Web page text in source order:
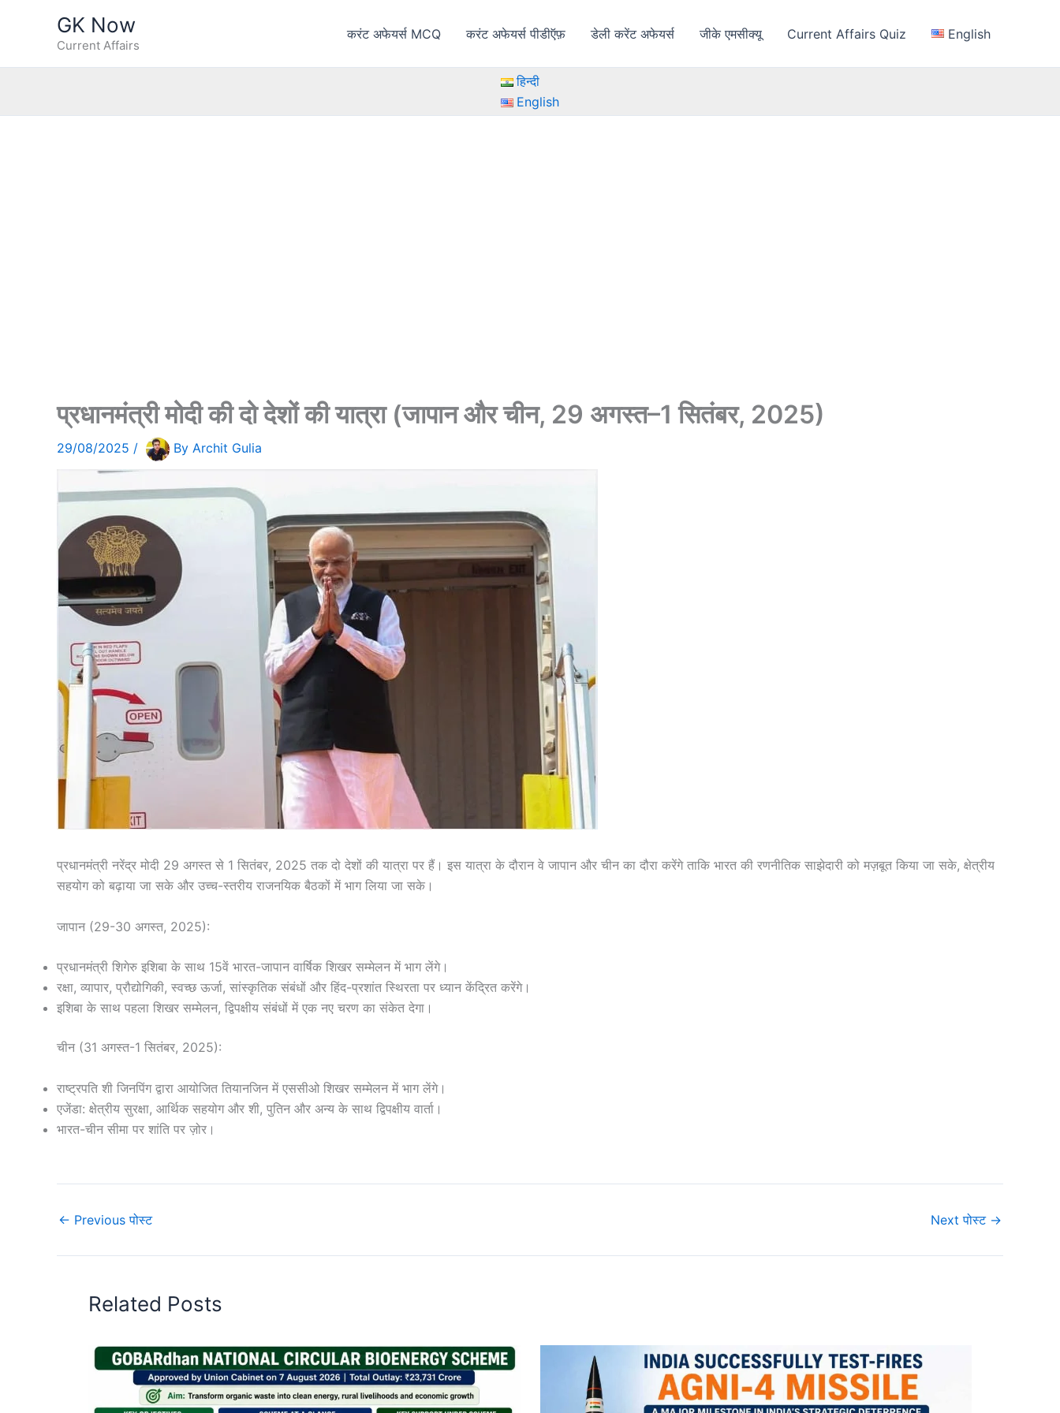
GK Now
Current Affairs
करंट अफेयर्स MCQ करंट अफेयर्स पीडीऍफ़ डेली करेंट अफेयर्स जीके एमसीक्यू Current Affairs Quiz English
हिन्दी
English
प्रधानमंत्री मोदी की दो देशों की यात्रा (जापान और चीन, 29 अगस्त–1 सितंबर, 2025)
29/08/2025 / By Archit Gulia
प्रधानमंत्री नरेंद्र मोदी 29 अगस्त से 1 सितंबर, 2025 तक दो देशों की यात्रा पर हैं। इस यात्रा के दौरान वे जापान और चीन का दौरा करेंगे ताकि भारत की रणनीतिक साझेदारी को मज़बूत किया जा सके, क्षेत्रीय
सहयोग को बढ़ाया जा सके और उच्च-स्तरीय राजनयिक बैठकों में भाग लिया जा सके।
जापान (29-30 अगस्त, 2025):
प्रधानमंत्री शिगेरु इशिबा के साथ 15वें भारत-जापान वार्षिक शिखर सम्मेलन में भाग लेंगे।
रक्षा, व्यापार, प्रौद्योगिकी, स्वच्छ ऊर्जा, सांस्कृतिक संबंधों और हिंद-प्रशांत स्थिरता पर ध्यान केंद्रित करेंगे।
इशिबा के साथ पहला शिखर सम्मेलन, द्विपक्षीय संबंधों में एक नए चरण का संकेत देगा।
चीन (31 अगस्त-1 सितंबर, 2025):
राष्ट्रपति शी जिनपिंग द्वारा आयोजित तियानजिन में एससीओ शिखर सम्मेलन में भाग लेंगे।
एजेंडा: क्षेत्रीय सुरक्षा, आर्थिक सहयोग और शी, पुतिन और अन्य के साथ द्विपक्षीय वार्ता।
भारत-चीन सीमा पर शांति पर ज़ोर।
← Previous पोस्ट Next पोस्ट →
Related Posts